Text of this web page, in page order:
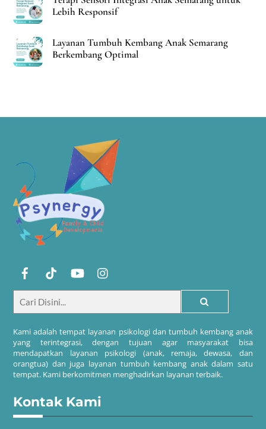
Lebih Responsif
Layanan Tumbuh Kembang Anak Semarang
Berkembang Optimal
Kami adalah tempat layanan psikologi dan tumbuh kembang anak
yang terintegrasi, dengan tujuan agar masyarakat bisa
mendapatkan layanan psikologi (anak, remaja, dewasa, dan
orangtua) dan juga layanan tumbuh kembang anak dalam satu
tempat. Kami berkomitmen menghadirkan layanan terbaik.
Kontak Kami